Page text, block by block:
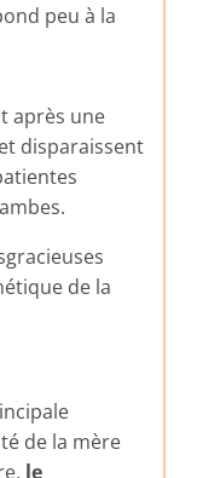
peu à la
après une
disparaissent
de la
de la mère
le